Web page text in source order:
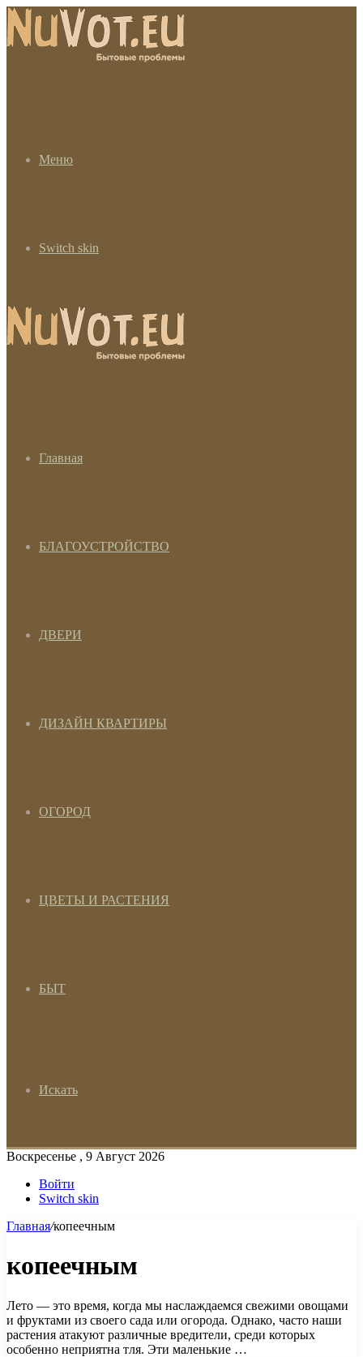
Меню
Switch skin
Главная
БЛАГОУСТРОЙСТВО
ДВЕРИ
ДИЗАЙН КВАРТИРЫ
ОГОРОД
ЦВЕТЫ И РАСТЕНИЯ
БЫТ
Искать
Воскресенье , 9 Август 2026
Войти
Switch skin
Главная/копеечным
копеечным
Лето — это время, когда мы наслаждаемся свежими овощами
и фруктами из своего сада или огорода. Однако, часто наши
растения атакуют различные вредители, среди которых
особенно неприятна тля. Эти маленькие …